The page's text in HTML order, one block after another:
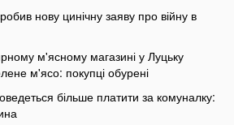
нову цинічну заяву про війну в
м'ясному магазині у Луцьку
м'ясо: покупці обурені
більше платити за комуналку: